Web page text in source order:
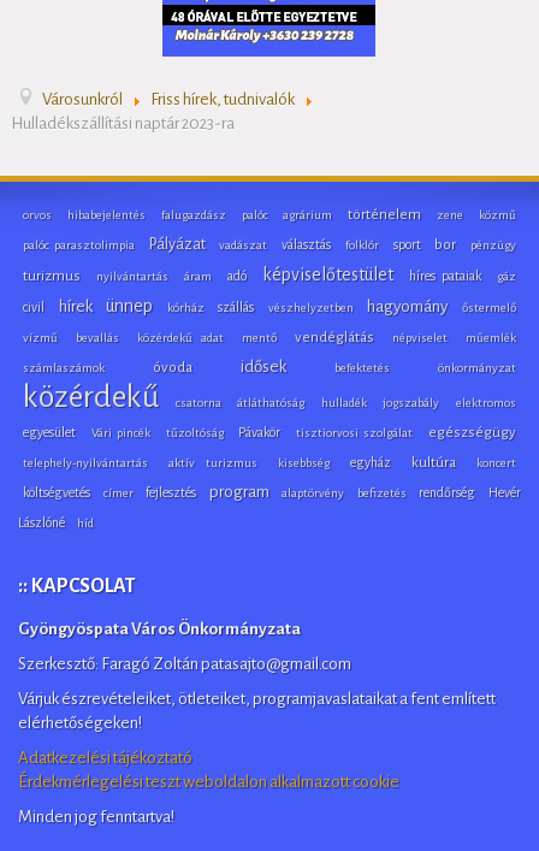
Városunkról
Friss hírek, tudnivalók
Hulladékszállítási naptár 2023-ra
orvos hibabejelentés falugazdász palóc agrárium történelem zene közmű
palóc parasztolimpia Pályázat vadászat választás folklór sport bor pénzügy
turizmus nyilvántartás áram adó képviselőtestület híres pataiak gáz
civil hírek ünnep kórház szállás vészhelyzetben hagyomány őstermelő
vízmű bevallás közérdekű adat mentő vendéglátás népviselet műemlék
számlaszámok óvoda idősek befektetés önkormányzat
közérdekű csatorna átláthatóság hulladék jogszabály elektromos
egyesület Vári pincék tűzoltóság Pávakör tisztiorvosi szolgálat egészségügy
telephely-nyilvántartás aktív turizmus kisebbség egyház kultúra koncert
költségvetés címer fejlesztés program alaptörvény befizetés rendőrség Hevér
Lászlóné híd
:: KAPCSOLAT
Gyöngyöspata Város Önkormányzata
Szerkesztő: Faragó Zoltán patasajto@gmail.com
Várjuk észrevételeiket, ötleteiket, programjavaslataikat a fent említett
elérhetőségeken!
Adatkezelési tájékoztató
Érdekmérlegelési teszt weboldalon alkalmazott cookie
Minden jog fenntartva!